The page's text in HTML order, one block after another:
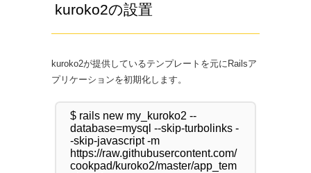
kuroko2の設置
kuroko2が提供しているテンプレートを元にRailsア
プリケーションを初期化します。
$ rails new my_kuroko2 --
database=mysql --skip-turbolinks -
-skip-javascript -m
https://raw.githubusercontent.com/
cookpad/kuroko2/master/app_tem